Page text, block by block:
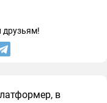
друзьям!
в